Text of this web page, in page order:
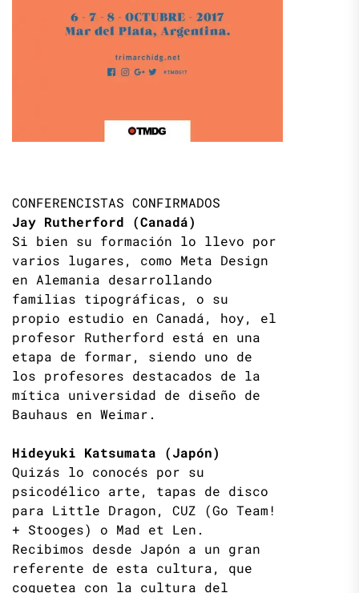
CONFERENCISTAS CONFIRMADOS
Jay Rutherford (Canadá)
Si bien su formación lo llevo por
varios lugares, como Meta Design
en Alemania desarrollando
familias tipográficas, o su
propio estudio en Canadá, hoy, el
profesor Rutherford está en una
etapa de formar, siendo uno de
los profesores destacados de la
mítica universidad de diseño de
Bauhaus en Weimar.
Hideyuki Katsumata (Japón)
Quizás lo conocés por su
psicodélico arte, tapas de disco
para Little Dragon, CUZ (Go Team!
+ Stooges) o Mad et Len.
Recibimos desde Japón a un gran
referente de esta cultura, que
coquetea con la cultura del